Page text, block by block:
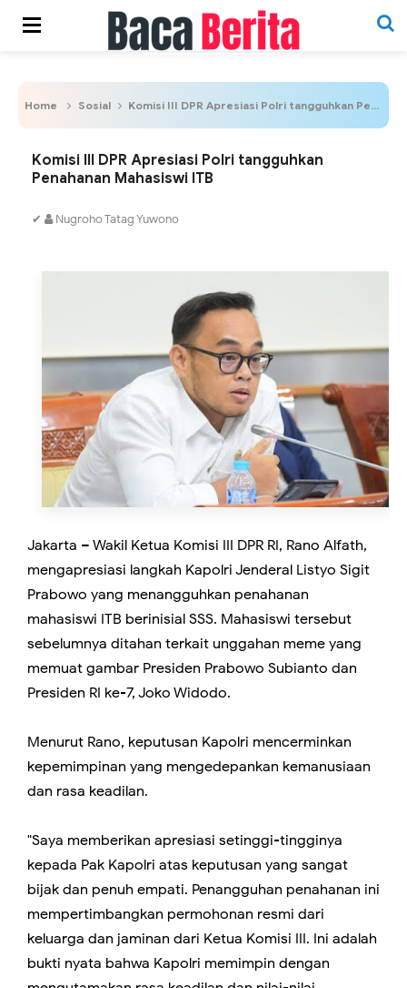
Home Sosial Komisi III DPR Apresiasi Polri tangguhkan Penahanan Mahasiswi ITB
Komisi III DPR Apresiasi Polri tangguhkan
Penahanan Mahasiswi ITB
✔ Nugroho Tatag Yuwono
Jakarta – Wakil Ketua Komisi III DPR RI, Rano Alfath,
mengapresiasi langkah Kapolri Jenderal Listyo Sigit
Prabowo yang menangguhkan penahanan
mahasiswi ITB berinisial SSS. Mahasiswi tersebut
sebelumnya ditahan terkait unggahan meme yang
memuat gambar Presiden Prabowo Subianto dan
Presiden RI ke-7, Joko Widodo.
Menurut Rano, keputusan Kapolri mencerminkan
kepemimpinan yang mengedepankan kemanusiaan
dan rasa keadilan.
"Saya memberikan apresiasi setinggi-tingginya
kepada Pak Kapolri atas keputusan yang sangat
bijak dan penuh empati. Penangguhan penahanan ini
mempertimbangkan permohonan resmi dari
keluarga dan jaminan dari Ketua Komisi III. Ini adalah
bukti nyata bahwa Kapolri memimpin dengan